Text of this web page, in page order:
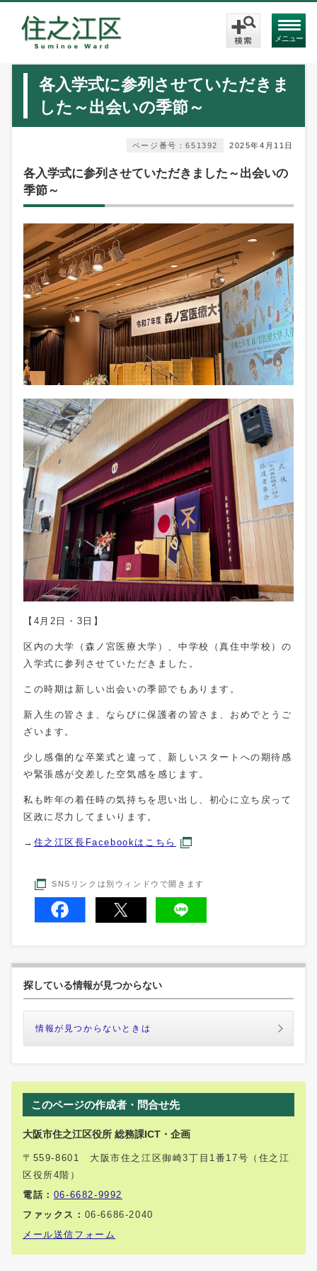
メニュー
各入学式に参列させていただきま
した～出会いの季節～
2025年4月11日
ページ番号：651392
各入学式に参列させていただきました～出会いの
季節～
【4月2日・3日】
区内の大学（森ノ宮医療大学）、中学校（真住中学校）の
入学式に参列させていただきました。
この時期は新しい出会いの季節でもあります。
新入生の皆さま、ならびに保護者の皆さま、おめでとうご
ざいます。
少し感傷的な卒業式と違って、新しいスタートへの期待感
や緊張感が交差した空気感を感じます。
私も昨年の着任時の気持ちを思い出し、初心に立ち戻って
区政に尽力してまいります。
→ 住之江区長Facebookはこちら
SNSリンクは別ウィンドウで開きます
探している情報が見つからない
情報が見つからないときは
このページの作成者・問合せ先
大阪市住之江区役所 総務課ICT・企画
〒559-8601 大阪市住之江区御崎3丁目1番17号（住之江
区役所4階）
電話： 06-6682-9992
ファックス： 06-6686-2040
メール送信フォーム